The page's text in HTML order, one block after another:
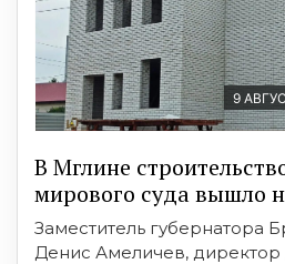
9
В Мглине
мирового суда вышло
Заместитель губернатора
Денис Амеличев, директор